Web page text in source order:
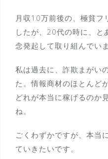
月収10万前後の、極貧フ
したが、20代の時に、と
念発起して取り組んでいま
私は過去に、詐欺まがい
た。情報商材のほとんど
どれが本当に稼げるのか
ね。
ごくわずかですが、本当
ていきたいです。